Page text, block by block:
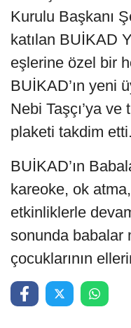
Kurulu Başkanı
katılan BUİKAD
eşlerine özel bir
BUİKAD’ın yeni
Nebi Taşçı’ya
plaketi takdim etti.
BUİKAD’ın
kareoke, ok
etkinliklerle
sonunda babalar
çocuklarının